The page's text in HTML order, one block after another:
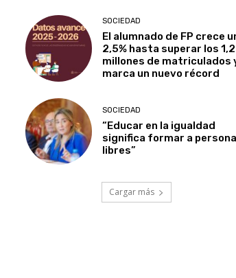
SOCIEDAD
El alumnado de FP crece
2,5% hasta superar los 1,2
millones de matriculados
marca un nuevo récord
SOCIEDAD
“Educar en la igualdad
significa formar a
libres”
Cargar más